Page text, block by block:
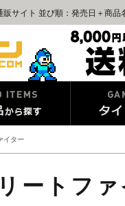
サイト 並び順：発売日＋商品
イター
ートファ